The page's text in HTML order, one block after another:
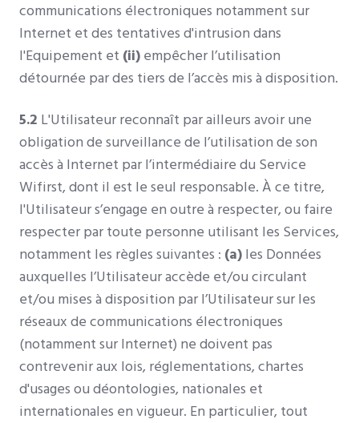
communications électroniques notamment sur
Internet et des tentatives d'intrusion dans
l'Equipement et (ii) empêcher l’utilisation
détournée par des tiers de l’accès mis à disposition.
5.2 L'Utilisateur reconnaît par ailleurs avoir une
obligation de surveillance de l’utilisation de son
accès à Internet par l’intermédiaire du Service
Wifirst, dont il est le seul responsable. À ce titre,
l'Utilisateur s’engage en outre à respecter, ou faire
respecter par toute personne utilisant les Services,
notamment les règles suivantes : (a) les Données
auxquelles l’Utilisateur accède et/ou circulant
et/ou mises à disposition par l’Utilisateur sur les
réseaux de communications électroniques
(notamment sur Internet) ne doivent pas
contrevenir aux lois, réglementations, chartes
d'usages ou déontologies, nationales et
internationales en vigueur. En particulier, tout